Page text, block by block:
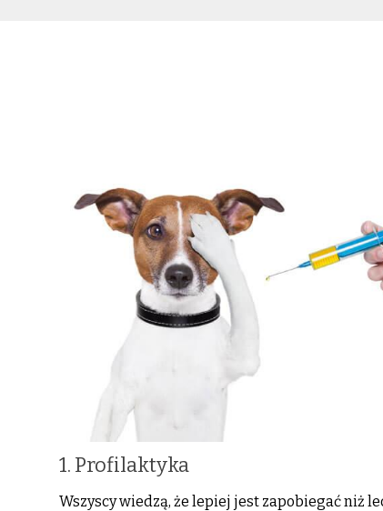
1. Profilaktyka
Wszyscy wiedzą, że lepiej jest zapobiegać niż